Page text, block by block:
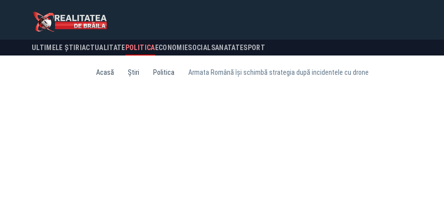
ULTIMELE ȘTIRI ACTUALITATE POLITICA ECONOMIESOCIALSANATATESPORT
Acasă Știri Politica Armata Română își schimbă strategia după incidentele cu drone